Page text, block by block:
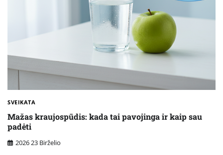
SVEIKATA
Mažas kraujospūdis: kada tai pavojinga ir kaip sau
padėti
2026 23 Birželio